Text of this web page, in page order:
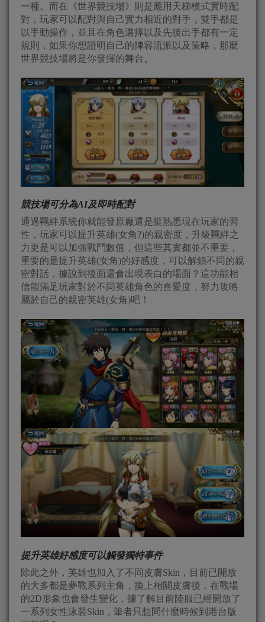
一種。而在《世界競技場》則是應用天梯模式實時配
對，玩家可以配對與自己實力相近的對手，雙手都是
以手動操作，並且在角色選擇以及先後出手都有一定
規則，如果你想證明自己的陣容流派以及策略，那麼
世界競技場將是你發揮的舞台。
競技場可分為AI及即時配對
通過羈絆系統你就能發原廠還是挺熟悉現在玩家的習
性，玩家可以提升英雄(女角?)的親密度，升級羈絆之
力更是可以加強戰鬥數值，但這些其實都並不重要，
重要的是提升英雄(女角)的好感度，可以解鎖不同的親
密對話，據說到後面還會出現表白的場面？這功能相
信能滿足玩家對於不同英雄角色的喜愛度，努力攻略
屬於自己的親密英雄(女角)吧！
提升英雄好感度可以觸發獨特事件
除此之外，英雄也加入了不同皮膚Skin，目前已開放
的大多都是夢戰系列主角，換上相關皮膚後，在戰場
的2D形象也會發生變化，據了解目前陸服已經開放了
一系列女性泳裝Skin，筆者只想問什麼時候到港台版